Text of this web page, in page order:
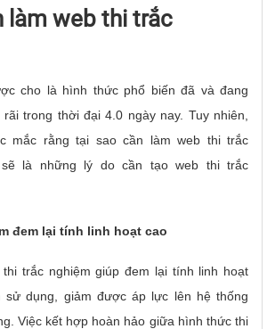
làm web thi trắc
cho là hình thức phổ biến đã và đang
trong thời đại 4.0 ngày nay. Tuy nhiên,
mắc rằng tại sao cần làm web thi trắc
sẽ là những lý do cần tạo web thi trắc
đem lại tính linh hoạt cao
trắc nghiệm giúp đem lại tính linh hoạt
sử dụng, giảm được áp lực lên hệ thống
Việc kết hợp hoàn hảo giữa hình thức thi